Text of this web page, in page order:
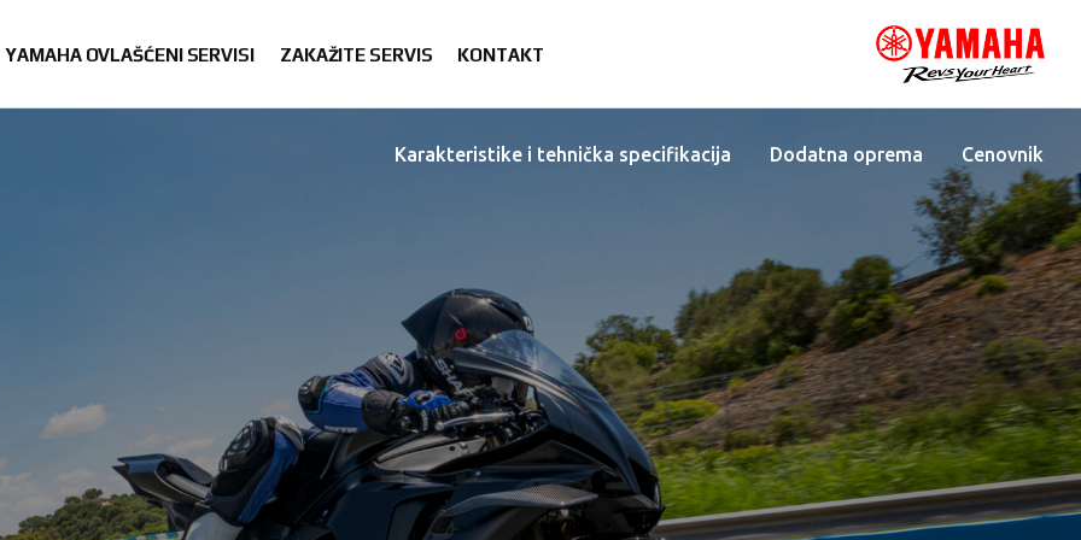
YAMAHA OVLAŠĆENI SERVISI ZAKAŽITE SERVIS KONTAKT
Karakteristike i tehnička specifikacija Dodatna oprema Cenovnik